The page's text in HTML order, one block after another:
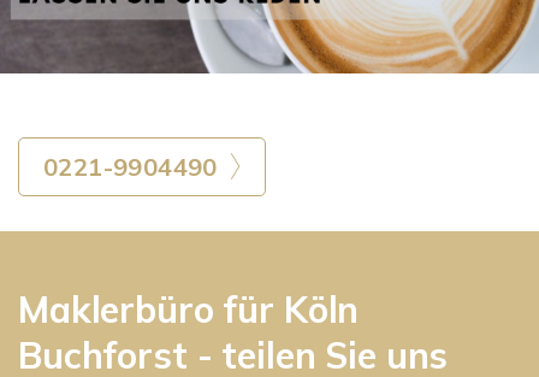
0221-9904490
Maklerbüro für Köln
Buchforst - teilen Sie uns